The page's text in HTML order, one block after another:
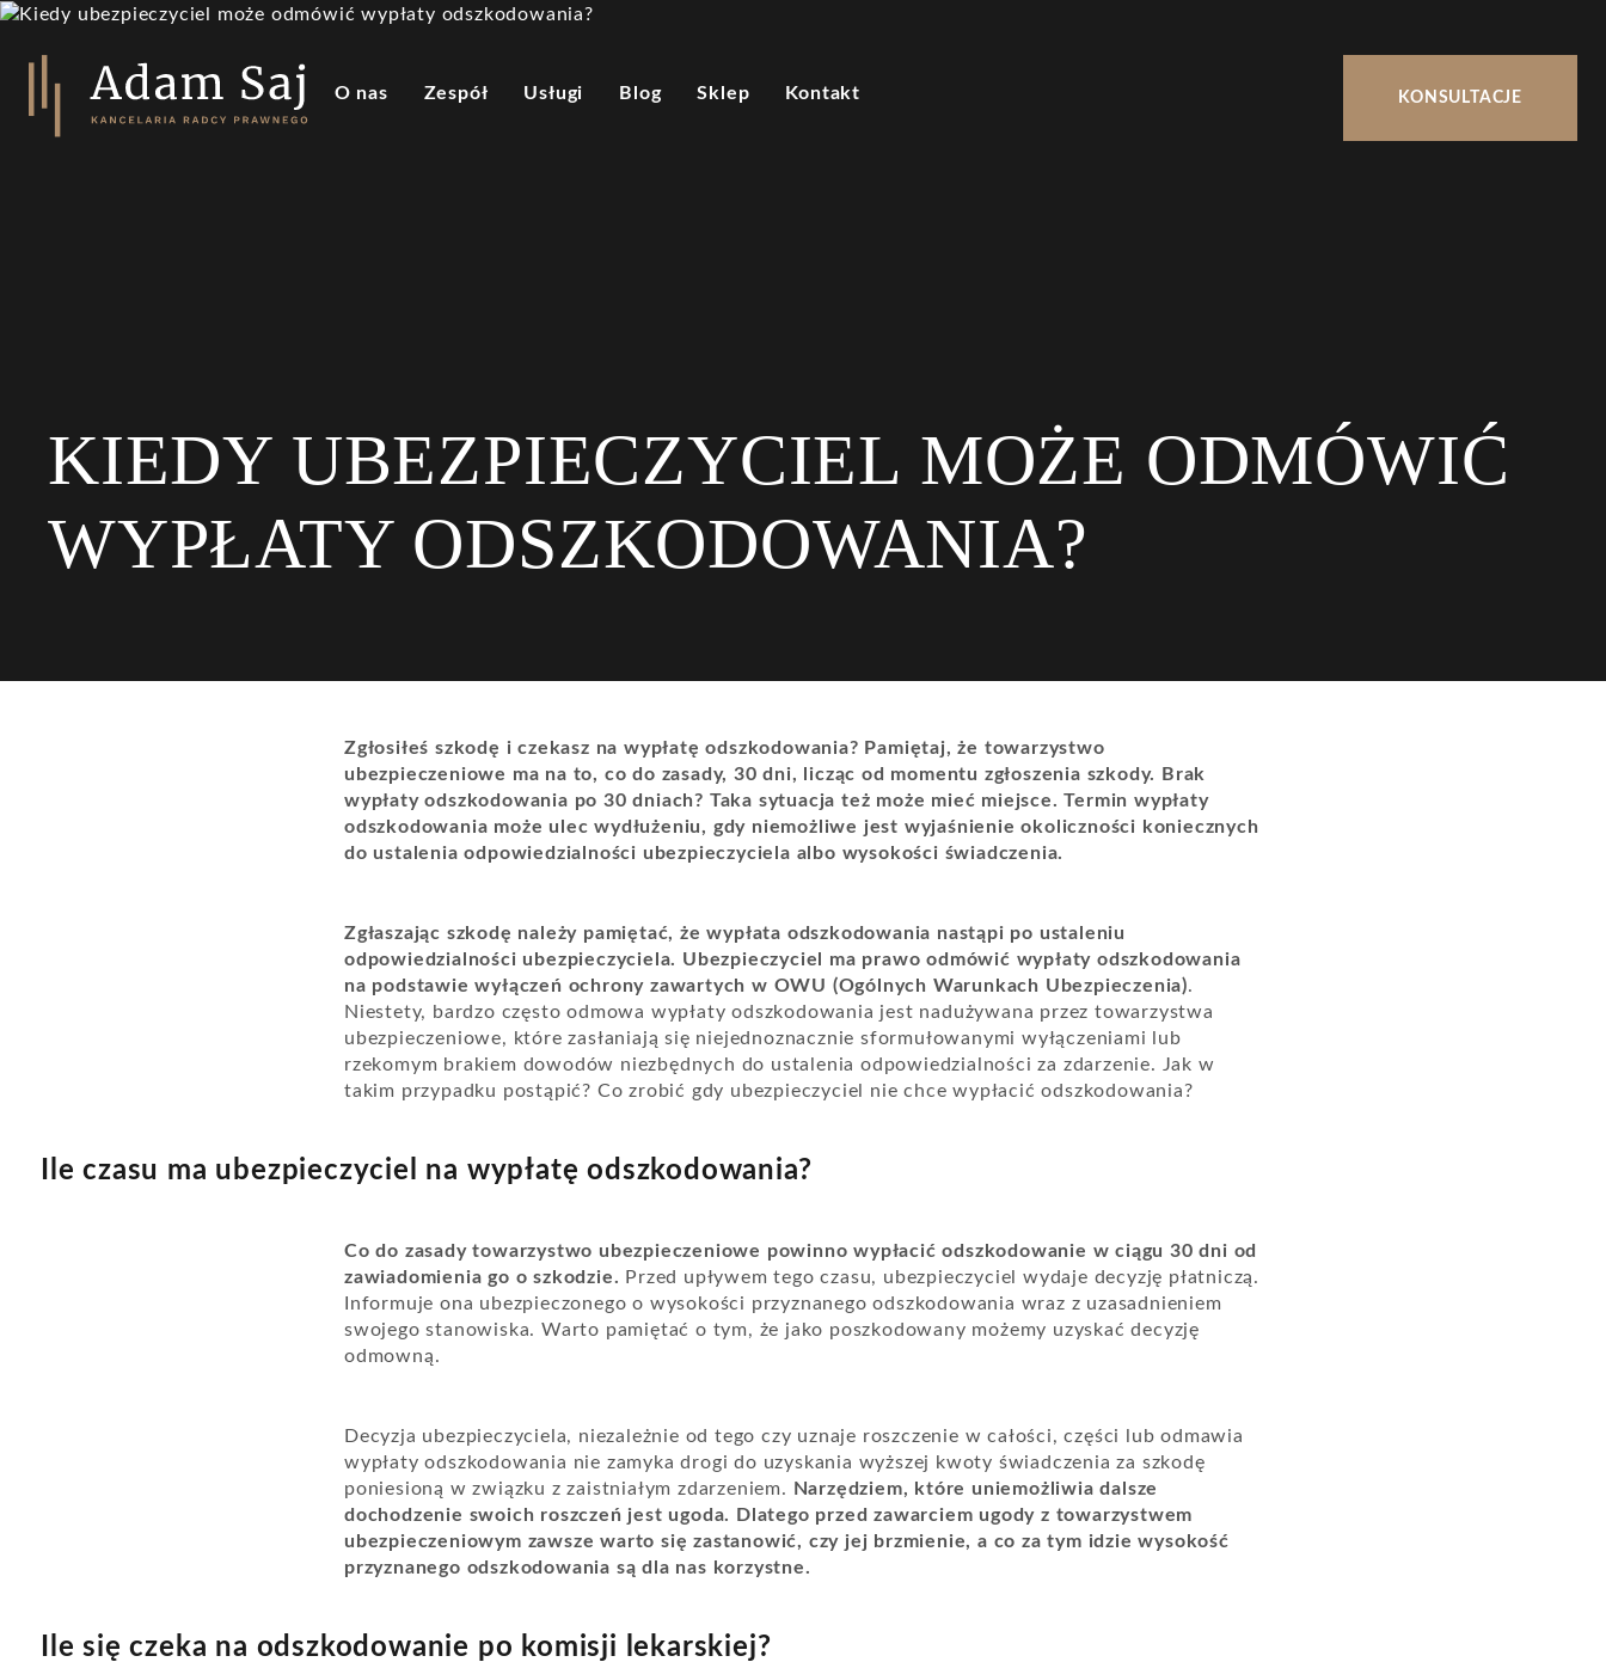
Idź do treci
O nas Zespół Usługi Blog Sklep Kontakt KONSULTACJE
KIEDY UBEZPIECZYCIEL MOŻE ODMÓWIĆ
WYPŁATY ODSZKODOWANIA?
Zgłosiłeś szkodę i czekasz na wypłatę odszkodowania? Pamiętaj, że towarzystwo
ubezpieczeniowe ma na to, co do zasady, 30 dni, licząc od momentu zgłoszenia szkody. Brak
wypłaty odszkodowania po 30 dniach? Taka sytuacja też może mieć miejsce. Termin wypłaty
odszkodowania może ulec wydłużeniu, gdy niemożliwe jest wyjaśnienie okoliczności koniecznych
do ustalenia odpowiedzialności ubezpieczyciela albo wysokości świadczenia.
Zgłaszając szkodę należy pamiętać, że wypłata odszkodowania nastąpi po ustaleniu
odpowiedzialności ubezpieczyciela. Ubezpieczyciel ma prawo odmówić wypłaty odszkodowania
na podstawie wyłączeń ochrony zawartych w OWU (Ogólnych Warunkach Ubezpieczenia).
Niestety, bardzo często odmowa wypłaty odszkodowania jest nadużywana przez towarzystwa
ubezpieczeniowe, które zasłaniają się niejednoznacznie sformułowanymi wyłączeniami lub
rzekomym brakiem dowodów niezbędnych do ustalenia odpowiedzialności za zdarzenie. Jak w
takim przypadku postąpić? Co zrobić gdy ubezpieczyciel nie chce wypłacić odszkodowania?
Ile czasu ma ubezpieczyciel na wypłatę odszkodowania?
Co do zasady towarzystwo ubezpieczeniowe powinno wypłacić odszkodowanie w ciągu 30 dni od
zawiadomienia go o szkodzie. Przed upływem tego czasu, ubezpieczyciel wydaje decyzję płatniczą.
Informuje ona ubezpieczonego o wysokości przyznanego odszkodowania wraz z uzasadnieniem
swojego stanowiska. Warto pamiętać o tym, że jako poszkodowany możemy uzyskać decyzję
odmowną.
Decyzja ubezpieczyciela, niezależnie od tego czy uznaje roszczenie w całości, części lub odmawia
wypłaty odszkodowania nie zamyka drogi do uzyskania wyższej kwoty świadczenia za szkodę
poniesioną w związku z zaistniałym zdarzeniem.
Narzędziem, które uniemożliwia dalsze
dochodzenie swoich roszczeń jest ugoda. Dlatego przed zawarciem ugody z towarzystwem
ubezpieczeniowym zawsze warto się zastanowić, czy jej brzmienie, a co za tym idzie wysokość
przyznanego odszkodowania są dla nas korzystne.
Ile się czeka na odszkodowanie po komisji lekarskiej?